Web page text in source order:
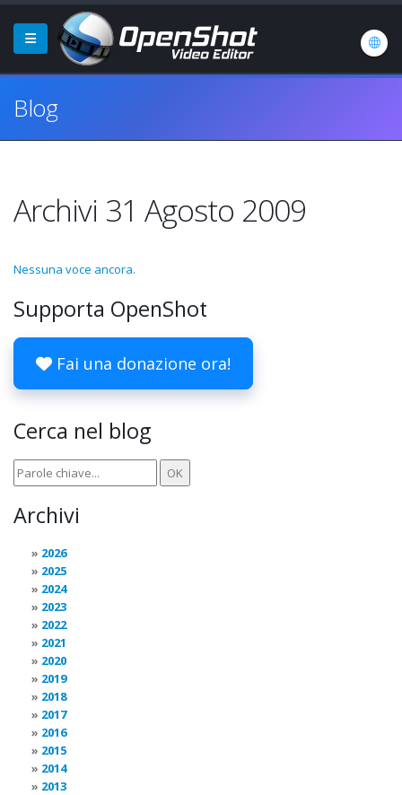
Blog
Archivi 31 Agosto 2009
Nessuna voce ancora.
Supporta OpenShot
Fai una donazione ora!
Cerca nel blog
Archivi
2026
2025
2024
2023
2022
2021
2020
2019
2018
2017
2016
2015
2014
2013